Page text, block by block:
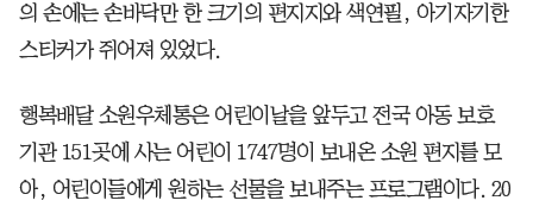
의 손에는 손바닥만 한 크기의 편지지와 색연필, 아기자기한
스티커가 쥐어져 있었다.
행복배달 소원우체통은 어린이날을 앞두고 전국 아동 보호
기관 151곳에 사는 어린이 1747명이 보내온 소원 편지를 모
아, 어린이들에게 원하는 선물을 보내주는 프로그램이다. 20